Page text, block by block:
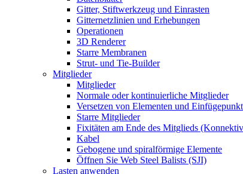
Gitter, Stiftwerkzeug und Einrasten
Gitternetzlinien und Erhebungen
Operationen
3D Renderer
Starre Membranen
Strut- und Tie-Builder
Mitglieder
Mitglieder
Normale oder kontinuierliche Mitglieder
Versetzen von Elementen und
Starre Mitglieder
Fixitäten am Ende des Mitglieds
Kabel
Gebogene und spiralförmige Elemente
Öffnen Sie Web Steel Balists (SJI)
Lasten anwenden